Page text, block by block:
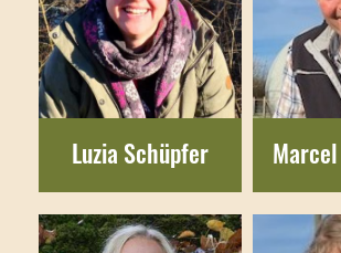
Luzia Schüpfer